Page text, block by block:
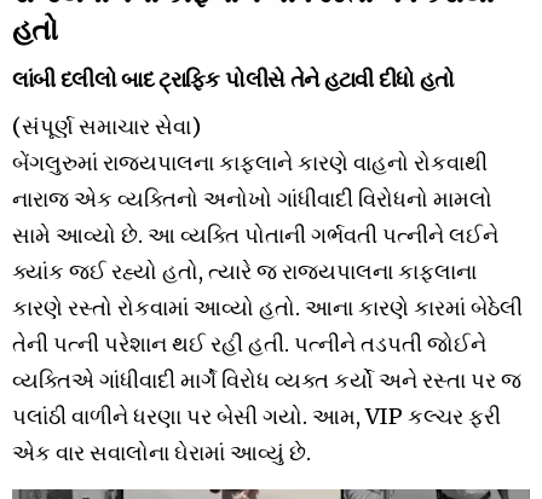
હતો
લાંબી દલીલો બાદ ટ્રાફિક પોલીસે તેને હટાવી દીધો હતો
(સંપૂર્ણ સમાચાર સેવા)
બેંગલુરુમાં રાજ્યપાલના કાફલાને કારણે વાહનો રોકવાથી
નારાજ એક વ્યક્તિનો અનોખો ગાંધીવાદી વિરોધનો મામલો
સામે આવ્યો છે. આ વ્યક્તિ પોતાની ગર્ભવતી પત્નીને લઈને
ક્યાંક જઈ રહ્યો હતો, ત્યારે જ રાજ્યપાલના કાફલાના
કારણે રસ્તો રોકવામાં આવ્યો હતો. આના કારણે કારમાં બેઠેલી
તેની પત્ની પરેશાન થઈ રહી હતી. પત્નીને તડપતી જોઈને
વ્યક્તિએ ગાંધીવાદી માર્ગે વિરોધ વ્યક્ત કર્યો અને રસ્તા પર જ
પલાંઠી વાળીને ધરણા પર બેસી ગયો. આમ, VIP કલ્ચર ફરી
એક વાર સવાલોના ઘેરામાં આવ્યું છે.